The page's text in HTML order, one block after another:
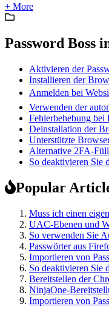
+ More
Password Boss
Aktivieren der
Installieren der
Anmelden bei
Verwenden der
Fehlerbehebung
Deinstallation der
Unterstützte
Alternative 2FA-
So deaktivieren Sie
Popular
Muss ich einen
UAC-Ebenen und
So verwenden Sie
Passwörter aus
Importieren von
So deaktivieren Sie
Bereitstellen der
NinjaOne-
Importieren von